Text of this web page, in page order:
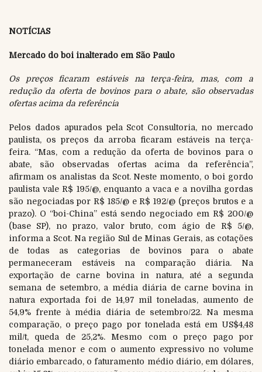
NOTÍCIAS
Mercado do boi inalterado em São Paulo
Os preços ficaram estáveis na terça-feira, mas, com a
redução da oferta de bovinos para o abate, são observadas
ofertas acima da referência
Pelos dados apurados pela Scot Consultoria, no mercado
paulista, os preços da arroba ficaram estáveis na terça-
feira. “Mas, com a redução da oferta de bovinos para o
abate, são observadas ofertas acima da referência”,
afirmam os analistas da Scot. Neste momento, o boi gordo
paulista vale R$ 195/@, enquanto a vaca e a novilha gordas
são negociadas por R$ 185/@ e R$ 192/@ (preços brutos e a
prazo). O “boi-China” está sendo negociado em R$ 200/@
(base SP), no prazo, valor bruto, com ágio de R$ 5/@,
informa a Scot. Na região Sul de Minas Gerais, as cotações
de todas as categorias de bovinos para o abate
permaneceram estáveis na comparação diária. Na
exportação de carne bovina in natura, até a segunda
semana de setembro, a média diária de carne bovina in
natura exportada foi de 14,97 mil toneladas, aumento de
54,9% frente à média diária de setembro/22. Na mesma
comparação, o preço pago por tonelada está em US$4,48
mil/t, queda de 25,2%. Mesmo com o preço pago por
tonelada menor e com o aumento expressivo no volume
diário embarcado, o faturamento médio diário, em dólares,